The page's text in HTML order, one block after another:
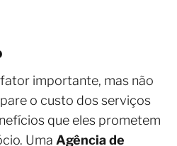
importante, mas não
o custo dos serviços
que eles prometem
Uma Agência de